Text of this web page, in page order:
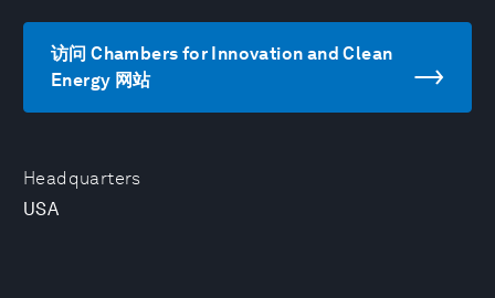
Headquarters
USA
访问 Chambers for Innovation and Clean
Energy 网站